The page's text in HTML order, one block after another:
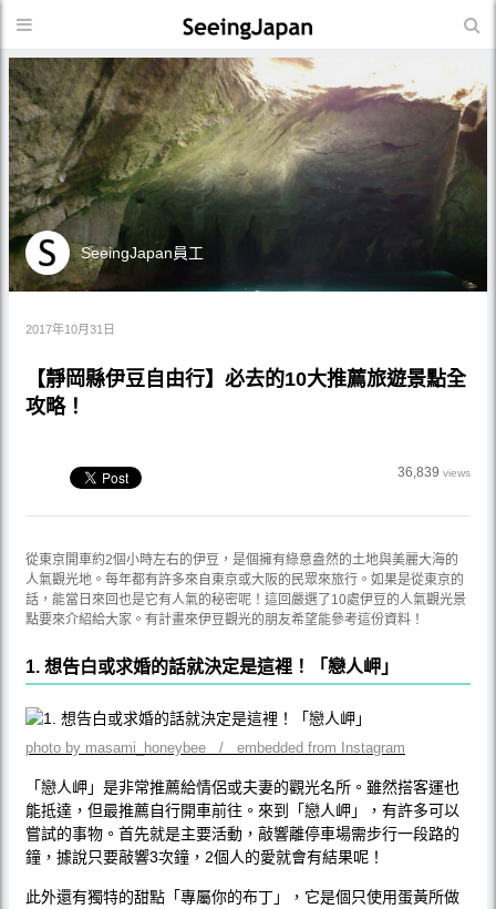
SeeingJapan員工
2017年10月31日
【靜岡縣伊豆自由行】必去的10大推薦旅遊景點全
攻略！
36,839 views
從東京開車約2個小時左右的伊豆，是個擁有綠意盎然的土地與美麗大海的
人氣觀光地。每年都有許多來自東京或大阪的民眾來旅行。如果是從東京的
話，能當日來回也是它有人氣的秘密呢！這回嚴選了10處伊豆的人氣觀光景
點要來介紹給大家。有計畫來伊豆觀光的朋友希望能參考這份資料！
1. 想告白或求婚的話就決定是這裡！「戀人岬」
photo by masami_honeybee / embedded from Instagram
「戀人岬」是非常推薦給情侶或夫妻的觀光名所。雖然搭客運也
能抵達，但最推薦自行開車前往。來到「戀人岬」，有許多可以
嘗試的事物。首先就是主要活動，敲響離停車場需步行一段路的
鐘，據說只要敲響3次鐘，2個人的愛就會有結果呢！
此外還有獨特的甜點「專屬你的布丁」，它是個只使用蛋黃所做